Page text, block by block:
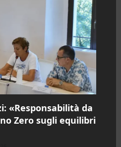
«Responsabilità da
Zero sugli equilibri